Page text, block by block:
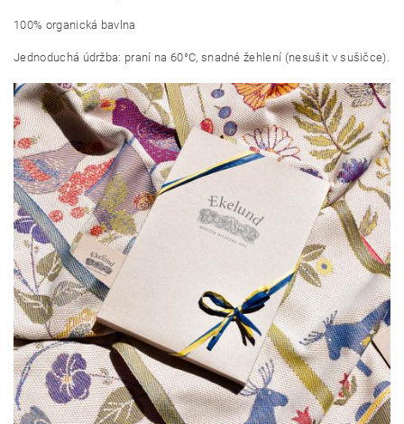
100% organická bavlna
Jednoduchá údržba: praní na 60°C, snadné žehlení (nesušit v sušičce).